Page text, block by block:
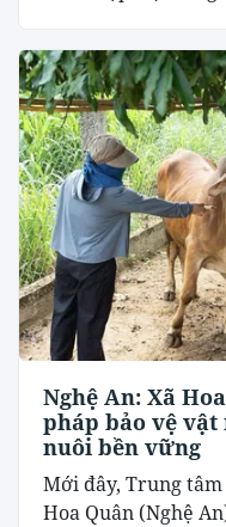
Nghệ An: Xã
pháp bảo vệ
nuôi bền vững
Mới đây, Trung
Hoa Quân (Nghệ